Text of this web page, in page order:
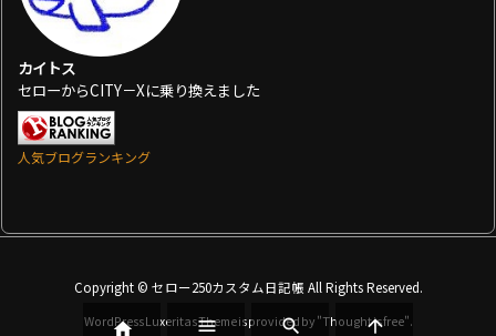
カイトス
セローからCITY－Xに乗り換えました
人気ブログランキング
Copyright © セロー250カスタム日記帳 All Rights Reserved.
WordPress Luxeritas Theme is provided by "Thought is free".
   